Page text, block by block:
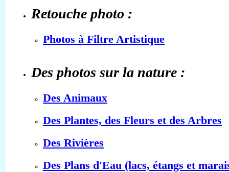
Retouche photo :
Photos à Filtre Artistique
Des photos sur la nature :
Des Animaux
Des Plantes, des Fleurs et des Arbres
Des Rivières
Des Plans d'Eau (lacs, étangs et